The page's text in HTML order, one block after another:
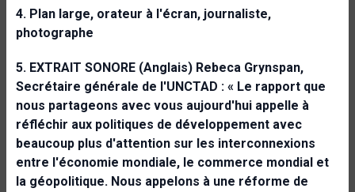
4. Plan large, orateur à l'écran, journaliste,
photographe
5. EXTRAIT SONORE (Anglais) Rebeca Grynspan,
Secrétaire générale de l'UNCTAD : « Le rapport que
nous partageons avec vous aujourd'hui appelle à
réfléchir aux politiques de développement avec
beaucoup plus d'attention sur les interconnexions
entre l'économie mondiale, le commerce mondial et
la géopolitique. Nous appelons à une réforme de